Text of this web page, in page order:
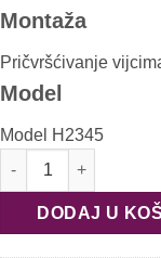
Montaža
Pričvršćivanje
Model
Model H2345
ručka 106.70.680
DODAJ U